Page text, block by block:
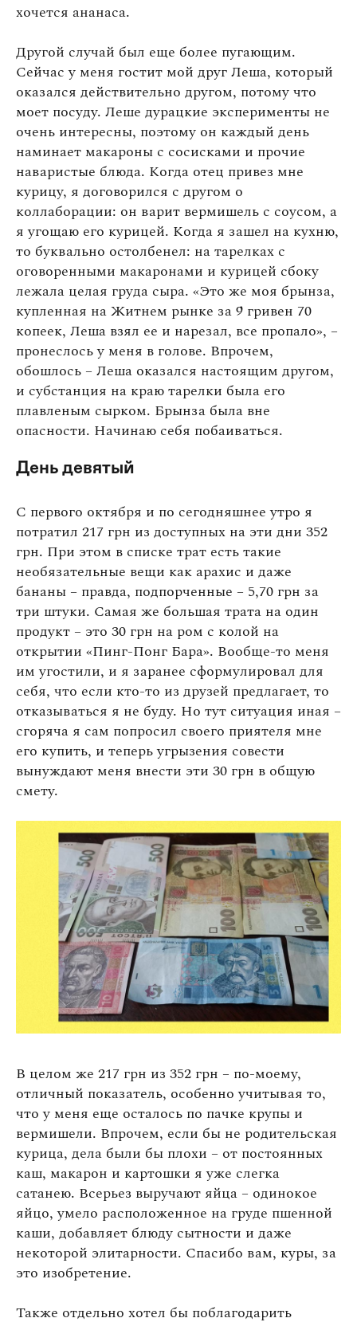
хочется ананаса.
Другой случай был еще более пугающим.
Сейчас у меня гостит мой друг Леша, который
оказался действительно другом, потому что
моет посуду. Леше дурацкие эксперименты не
очень интересны, поэтому он каждый день
наминает макароны с сосисками и прочие
наваристые блюда. Когда отец привез мне
курицу, я договорился с другом о
коллаборации: он варит вермишель с соусом, а
я угощаю его курицей. Когда я зашел на кухню,
то буквально остолбенел: на тарелках с
оговоренными макаронами и курицей сбоку
лежала целая груда сыра. «Это же моя брынза,
купленная на Житнем рынке за 9 гривен 70
копеек, Леша взял ее и нарезал, все пропало», –
пронеслось у меня в голове. Впрочем,
обошлось – Леша оказался настоящим другом,
и субстанция на краю тарелки была его
плавленым сырком. Брынза была вне
опасности. Начинаю себя побаиваться.
День девятый
С первого октября и по сегодняшнее утро я
потратил 217 грн из доступных на эти дни 352
грн. При этом в списке трат есть такие
необязательные вещи как арахис и даже
бананы – правда, подпорченные – 5,70 грн за
три штуки. Самая же большая трата на один
продукт – это 30 грн на ром с колой на
открытии «Пинг-Понг Бара». Вообще-то меня
им угостили, и я заранее сформулировал для
себя, что если кто-то из друзей предлагает, то
отказываться я не буду. Но тут ситуация иная –
сгоряча я сам попросил своего приятеля мне
его купить, и теперь угрызения совести
вынуждают меня внести эти 30 грн в общую
смету.
В целом же 217 грн из 352 грн – по-моему,
отличный показатель, особенно учитывая то,
что у меня еще осталось по пачке крупы и
вермишели. Впрочем, если бы не родительская
курица, дела были бы плохи – от постоянных
каш, макарон и картошки я уже слегка
сатанею. Всерьез выручают яйца – одинокое
яйцо, умело расположенное на груде пшенной
каши, добавляет блюду сытности и даже
некоторой элитарности. Спасибо вам, куры, за
это изобретение.
Также отдельно хотел бы поблагодарить